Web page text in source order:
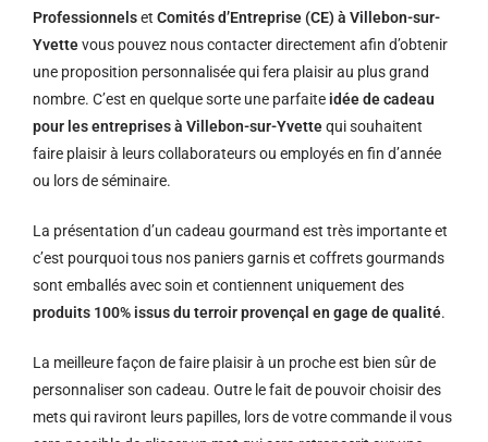
Professionnelset Comités d’Entreprise (CE) à Villebon-sur-
Yvettevous pouvez nous contacter directement afin d’obtenir
une proposition personnalisée qui fera plaisir au plus grand
nombre. C’est en quelque sorte une parfaite idée de cadeau
pour les entreprises à Villebon-sur-Yvettequi souhaitent
faire plaisir à leurs collaborateurs ou employés en fin d’année
ou lors de séminaire.
La présentation d’un cadeau gourmand est très importante et
c’est pourquoi tous nos paniers garnis et coffrets gourmands
sont emballés avec soin et contiennent uniquement des
produits 100% issus du terroir provençal en gage de qualité.
La meilleure façon de faire plaisir à un proche est bien sûr de
personnaliser son cadeau. Outre le fait de pouvoir choisir des
mets qui raviront leurs papilles, lors de votre commande il vous